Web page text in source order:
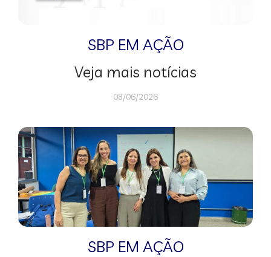
SBP EM AÇÃO
Veja mais notícias
08/06/2026
SBP EM AÇÃO